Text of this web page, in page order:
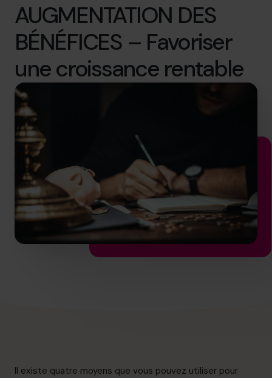
Rejoindre l’Équipe
Réservez une session de découverte
514-906-8839
info.ca@cfocentre.com
AUGMENTATION DES
BÉNÉFICES – Favoriser
une croissance rentable
Il existe quatre moyens que vous pouvez utiliser pour